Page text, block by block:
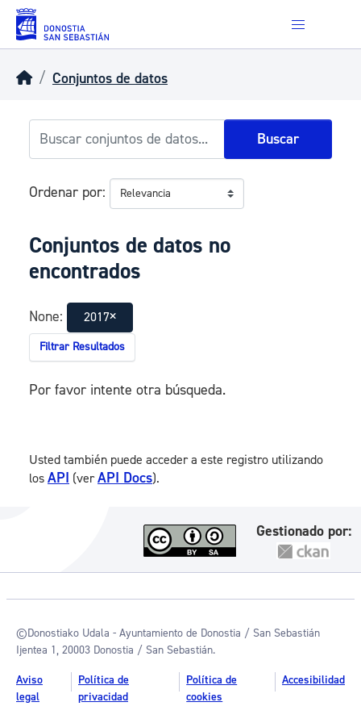
Skip to main content
Conjuntos de datos
Buscar
Ordenar por
Conjuntos de datos no
encontrados
None: 2017
Filtrar Resultados
Por favor intente otra búsqueda.
Usted también puede acceder a este registro utilizando
los API (verAPI Docs).
Gestionado por:
©Donostiako Udala - Ayuntamiento de Donostia / San Sebastián
Ijentea 1, 20003 Donostia / San Sebastián.
Aviso
legal
Política de
privacidad
Política de
cookies
Accesibilidad